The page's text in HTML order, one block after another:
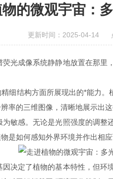
的微观宇宙：
更新时间：2025-04-14
成像系统静静地放置在那里
结构方面所展现出的*能力。
的三维图像，清晰地展示出
感。无论是光照强度的调整
是如何感知外界环境并作出相应
定了植物的基本特性，但环